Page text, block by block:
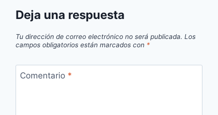
Deja una respuesta
Tu dirección de correo electrónico no será publicada. Los
campos obligatorios están marcados con *
Comentario *